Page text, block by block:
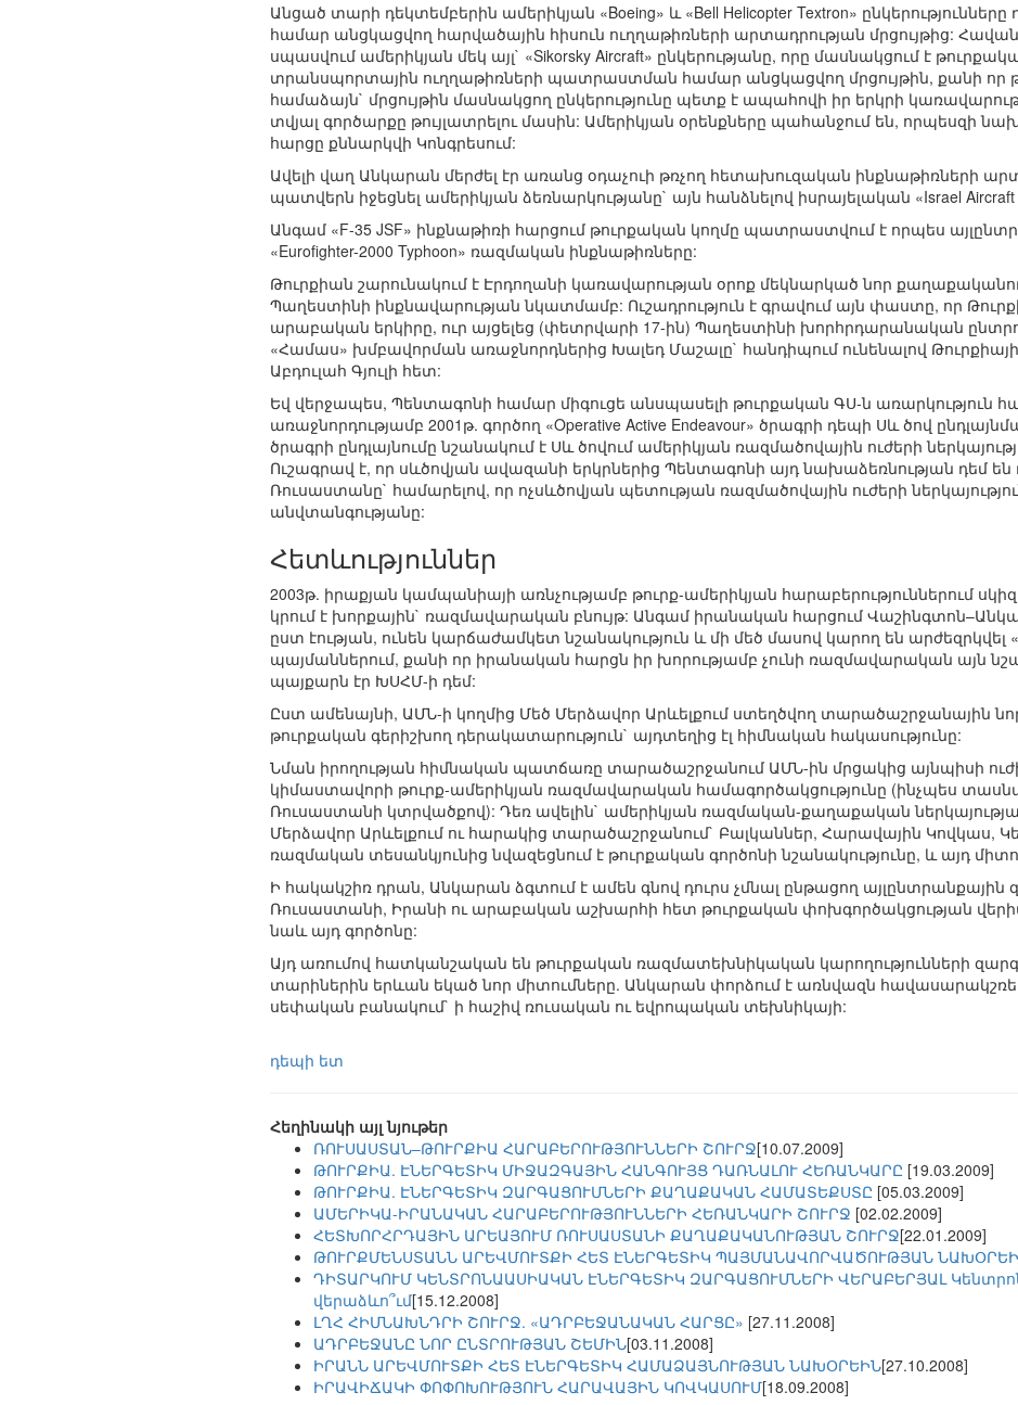
Անցած տարի դեկտեմբերին ամերիկյան «Boeing» և «Bell Helicopter Textron»
համար անցկացվող հարվածային հիսուն ուղղաթիռների արտադրության մրցույթից:
սպասվում ամերիկյան մեկ այլ` «Sikorsky Aircraft» ընկերությանը, որը մասնակցում է
տրանսպորտային ուղղաթիռների պատրաստման համար անցկացվող մրցույթին, քանի որ
համաձայն` մրցույթին մասնակցող ընկերությունը պետք է ապահովի իր երկրի
տվյալ գործարքը թույլատրելու մասին: Ամերիկյան օրենքները պահանջում են, որպեսզի
հարցը քննարկվի Կոնգրեսում:
Ավելի վաղ Անկարան մերժել էր առանց օդաչուի թռչող հետախուզական ինքնաթիռների
պատվերն իջեցնել ամերիկյան ձեռնարկությանը` այն հանձնելով իսրայելական «Israel Aircraft
Անգամ «F-35 JSF» ինքնաթիռի հարցում թուրքական կողմը պատրաստվում է որպես
«Eurofighter-2000 Typhoon» ռազմական ինքնաթիռները:
Թուրքիան շարունակում է Էրդողանի կառավարության օրոք մեկնարկած նոր
Պաղեստինի ինքնավարության նկատմամբ: Ուշադրություն է գրավում այն փաստը, որ
արաբական երկիրը, ուր այցելեց (փետրվարի 17-ին) Պաղեստինի խորհրդարանական
«Համաս» խմբավորման առաջնորդներից Խալեդ Մաշալը` հանդիպում ունենալով
Աբդուլահ Գյուլի հետ:
Եվ վերջապես, Պենտագոնի համար միգուցե անսպասելի թուրքական ԳՍ-ն առարկություն
առաջնորդությամբ 2001թ. գործող «Operative Active Endeavour» ծրագրի դեպի Սև ծով
ծրագրի ընդլայնումը նշանակում է Սև ծովում ամերիկյան ռազմածովային ուժերի
Ուշագրավ է, որ սևծովյան ավազանի երկրներից Պենտագոնի այդ նախաձեռնության դեմ են
Ռուսաստանը` համարելով, որ ոչսևծովյան պետության ռազմածովային ուժերի
անվտանգությանը:
Հետևություններ
2003թ. իրաքյան կամպանիայի առնչությամբ թուրք-ամերիկյան հարաբերություններում
կրում է խորքային` ռազմավարական բնույթ: Անգամ իրանական հարցում
ըստ էության, ունեն կարճաժամկետ նշանակություն և մի մեծ մասով կարող են արժեզրկվել
պայմաններում, քանի որ իրանական հարցն իր խորությամբ չունի ռազմավարական այն
պայքարն էր ԽՍՀՄ-ի դեմ:
Ըստ ամենայնի, ԱՄՆ-ի կողմից Մեծ Մերձավոր Արևելքում ստեղծվող տարածաշրջանային
թուրքական գերիշխող դերակատարություն` այդտեղից էլ հիմնական հակասությունը:
Նման իրողության հիմնական պատճառը տարածաշրջանում ԱՄՆ-ին մրցակից այնպիսի ուժի
կիմաստավորի թուրք-ամերիկյան ռազմավարական համագործակցությունը (ինչպես
Ռուսաստանի կտրվածքով): Դեռ ավելին` ամերիկյան ռազմական-քաղաքական
Մերձավոր Արևելքում ու հարակից տարածաշրջանում` Բալկաններ, Հարավային Կովկաս,
ռազմական տեսանկյունից նվազեցնում է թուրքական գործոնի նշանակությունը, և այդ
Ի հակակշիռ դրան, Անկարան ձգտում է ամեն գնով դուրս չմնալ ընթացող այլընտրանքային
Ռուսաստանի, Իրանի ու արաբական աշխարհի հետ թուրքական փոխգործակցության
նաև այդ գործոնը:
Այդ առումով հատկանշական են թուրքական ռազմատեխնիկական կարողությունների
տարիներին երևան եկած նոր միտումները. Անկարան փորձում է առնվազն հավասարակշռել
սեփական բանակում` ի հաշիվ ռուսական ու եվրոպական տեխնիկայի:
դեպի ետ
Հեղինակի այլ նյութեր
ՌՈՒՍԱՍՏԱՆ–ԹՈՒՐՔԻԱ ՀԱՐԱԲԵՐՈՒԹՅՈՒՆՆԵՐԻ ՇՈՒՐՋ[10.07.2009]
ԹՈՒՐՔԻԱ. ԷՆԵՐԳԵՏԻԿ ՄԻՋԱԶԳԱՅԻՆ ՀԱՆԳՈՒՅՑ ԴԱՌՆԱԼՈՒ ՀԵՌԱՆԿԱՐԸ [19.03.2009]
ԹՈՒՐՔԻԱ. ԷՆԵՐԳԵՏԻԿ ԶԱՐԳԱՑՈՒՄՆԵՐԻ ՔԱՂԱՔԱԿԱՆ ՀԱՄԱՏԵՔՍՏԸ [05.03.2009]
ԱՄԵՐԻԿԱ-ԻՐԱՆԱԿԱՆ ՀԱՐԱԲԵՐՈՒԹՅՈՒՆՆԵՐԻ ՀԵՌԱՆԿԱՐԻ ՇՈՒՐՋ [02.02.2009]
ՀԵՏԽՈՐՀՐԴԱՅԻՆ ԱՐԵԱՅՈՒՄ ՌՈՒՍԱՍՏԱՆԻ ՔԱՂԱՔԱԿԱՆՈՒԹՅԱՆ ՇՈՒՐՋ[22.01.2009]
ԹՈՒՐՔՄԵՆՍՏԱՆՆ ԱՐԵՎՄՈՒՏՔԻ ՀԵՏ ԷՆԵՐԳԵՏԻԿ ՊԱՅՄԱՆԱՎՈՐՎԱԾՈՒԹՅԱՆ
ԴԻՏԱՐԿՈՒՄ ԿԵՆՏՐՈՆԱԱՍԻԱԿԱՆ ԷՆԵՐԳԵՏԻԿ ԶԱՐԳԱՑՈՒՄՆԵՐԻ ՎԵՐԱԲԵՐՅԱԼ
վերաձևո՞ւմ[15.12.2008]
ԼՂՀ ՀԻՄՆԱԽՆԴՐԻ ՇՈՒՐՋ. «ԱԴՐԲԵՋԱՆԱԿԱՆ ՀԱՐՑԸ» [27.11.2008]
ԱԴՐԲԵՋԱՆԸ ՆՈՐ ԸՆՏՐՈՒԹՅԱՆ ՇԵՄԻՆ[03.11.2008]
ԻՐԱՆՆ ԱՐԵՎՄՈՒՏՔԻ ՀԵՏ ԷՆԵՐԳԵՏԻԿ ՀԱՄԱՁԱՅՆՈՒԹՅԱՆ ՆԱԽՕՐԵԻՆ[27.10.2008]
ԻՐԱՎԻՃԱԿԻ ՓՈՓՈԽՈՒԹՅՈՒՆ ՀԱՐԱՎԱՅԻՆ ԿՈՎԿԱՍՈՒՄ[18.09.2008]